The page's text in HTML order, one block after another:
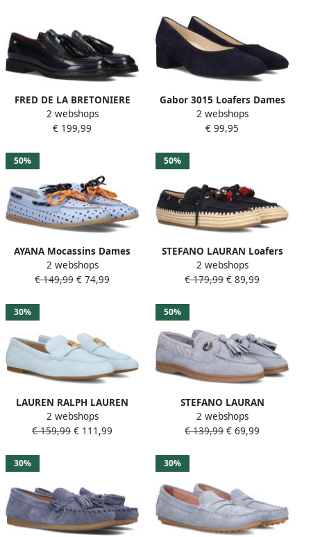
FRED DE LA BRETONIERE
Loafers Dames Paris Elibra
Maat: 42 Materiaal: Leer
2 webshops
€ 199,99
Gabor 3015 Loafers Dames
Instappers Blauw
2 webshops
€ 99,95
50%
AYANA Mocassins Dames
12434 Maat: 41 Materiaal:
Leer Kleur: Blauw
2 webshops
€ 149,99 € 74,99
50%
STEFANO LAURAN Loafers
Dames St2066 Maat: 41
Materiaal: Suède Kleur:
2 webshops
€ 179,99 € 89,99
30%
LAUREN RALPH LAUREN
Loafers Dames Averi Iii Flats
Maat: 43 Materiaal: Suède
2 webshops
€ 159,99 € 111,99
50%
STEFANO LAURAN
Instappers Dames Zalama-
30 Maat: 37 Materiaal:
2 webshops
€ 139,99 € 69,99
30% 30%